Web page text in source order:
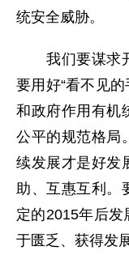
统安全威胁。
我们要谋求开
要用好“看不见的
和政府作用有机
公平的规范格局
续发展才是好发
助、互惠互利。
定的2015年后
于匮乏、获得发